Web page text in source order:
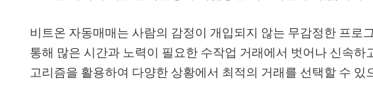
비트온 자동매매는 사람의 감정이 개입되지 않는 무감정한 프로
통해 많은 시간과 노력이 필요한 수작업 거래에서 벗어나 신속
고리즘을 활용하여 다양한 상황에서 최적의 거래를 선택할 수